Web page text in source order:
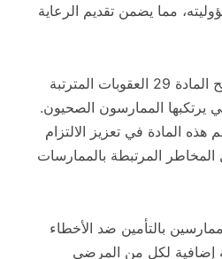
مما يضمن تقديم الرعاية
بالإضافة إلى ذلك، تُوضح المادة 29 العقوبات المترتبة
يرتكبها الممارسون الصحيون.
المادة في تعزيز الالتزام
المخاطر المرتبطة بالممارسات
31 جميع الممارسين بالتأمين ضد الأخطاء
إضافية لكل من المرضى